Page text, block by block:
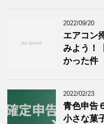
2022/09/20
エアコン
みよう！
かった件
2022/02/23
青色申告
小さな菓